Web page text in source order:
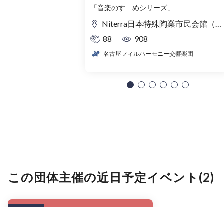
「音楽のすゝめシリーズ」
Niterra日本特殊陶業市民会館（名古屋市民会館） フォレストホール
88
908
名古屋フィルハーモニー交響楽団
この団体主催の近日予定イベント(2)